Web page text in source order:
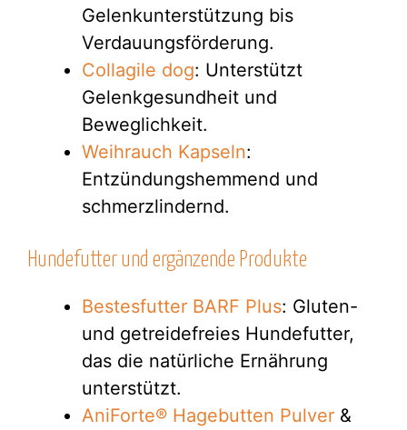
Gelenkunterstützung bis
Verdauungsförderung.
Collagile dog: Unterstützt
Gelenkgesundheit und
Beweglichkeit.
Weihrauch Kapseln:
Entzündungshemmend und
schmerzlindernd.
Hundefutter und ergänzende Produkte
Bestesfutter BARF Plus: Gluten-
und getreidefreies Hundefutter,
das die natürliche Ernährung
unterstützt.
AniForte® Hagebutten Pulver &